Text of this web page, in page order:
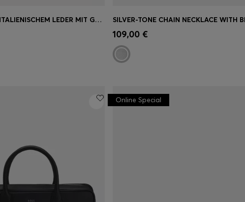
GÜRTEL AUS ITALIENISCHEM LEDER MIT GEBÜRSTETEN METALLDETAILS
Schnelleinkauf
Größe)
109,00 €
Online Special